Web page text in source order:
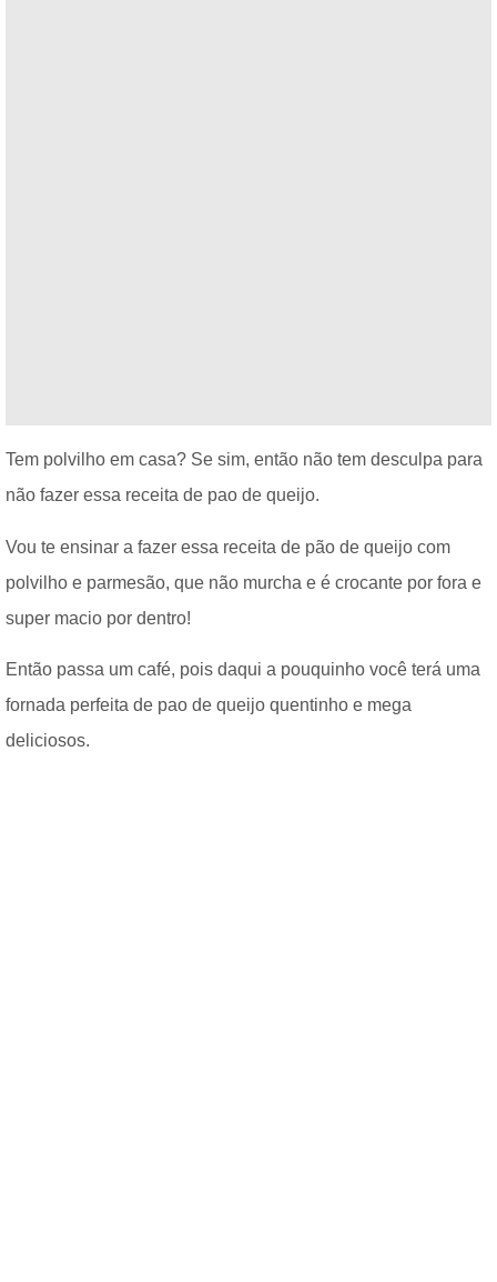
Tem polvilho em casa? Se sim, então não tem desculpa para
não fazer essa receita de pao de queijo.
Vou te ensinar a fazer essa receita de pão de queijo com
polvilho e parmesão, que não murcha e é crocante por fora e
super macio por dentro!
Então passa um café, pois daqui a pouquinho você terá uma
fornada perfeita de pao de queijo quentinho e mega
deliciosos.